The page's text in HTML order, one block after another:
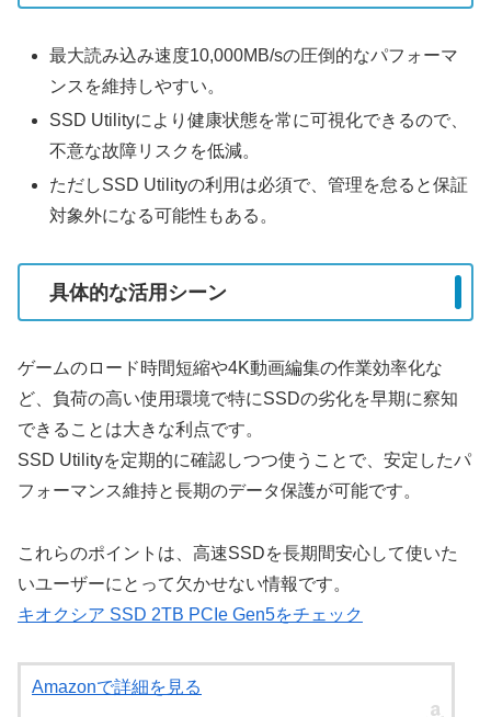
最大読み込み速度10,000MB/sの圧倒的なパフォーマ
ンスを維持しやすい。
SSD Utilityにより健康状態を常に可視化できるので、
不意な故障リスクを低減。
ただしSSD Utilityの利用は必須で、管理を怠ると保証
対象外になる可能性もある。
具体的な活用シーン
ゲームのロード時間短縮や4K動画編集の作業効率化な
ど、負荷の高い使用環境で特にSSDの劣化を早期に察知
できることは大きな利点です。
SSD Utilityを定期的に確認しつつ使うことで、安定したパ
フォーマンス維持と長期のデータ保護が可能です。
これらのポイントは、高速SSDを長期間安心して使いた
いユーザーにとって欠かせない情報です。
キオクシア SSD 2TB PCIe Gen5をチェック
Amazonで詳細を見る